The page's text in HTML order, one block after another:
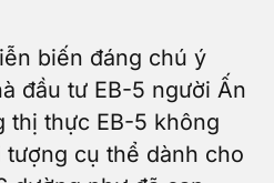
biến đáng chú ý
đầu tư EB-5 người Ấn
thị thực EB-5 không
cụ thể dành cho